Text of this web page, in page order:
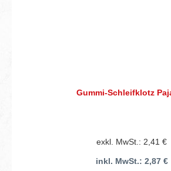
Gummi-Schleifklotz
exkl. MwSt.: 2,41 €
inkl. MwSt.: 2,87 €